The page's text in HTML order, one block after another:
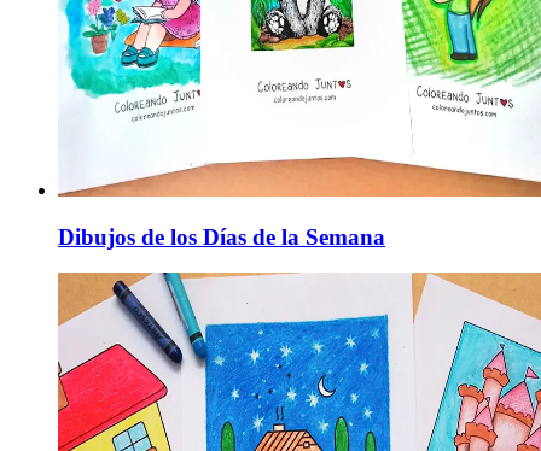
Dibujos de los Días de la Semana